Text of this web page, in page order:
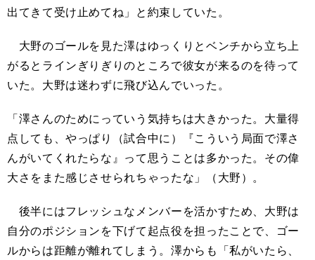
出てきて受け止めてね」と約束していた。
大野のゴールを見た澤はゆっくりとベンチから立ち上
がるとラインぎりぎりのところで彼女が来るのを待って
いた。大野は迷わずに飛び込んでいった。
「澤さんのためにっていう気持ちは大きかった。大量得
点しても、やっぱり（試合中に）『こういう局面で澤さ
んがいてくれたらな』って思うことは多かった。その偉
大さをまた感じさせられちゃったな」（大野）。
後半にはフレッシュなメンバーを活かすため、大野は
自分のポジションを下げて起点役を担ったことで、ゴー
ルからは距離が離れてしまう。澤からも「私がいたら、